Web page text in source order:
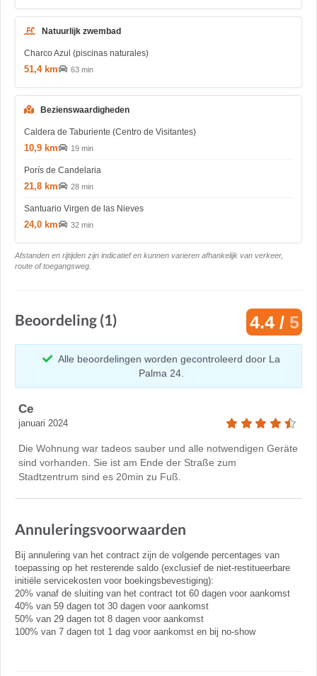
Natuurlijk zwembad
Charco Azul (piscinas naturales)
51,4 km 63 min
Bezienswaardigheden
Caldera de Taburiente (Centro de Visitantes)
10,9 km 19 min
Porís de Candelaria
21,8 km 28 min
Santuario Virgen de las Nieves
24,0 km 32 min
Afstanden en rijtijden zijn indicatief en kunnen varieren afhankelijk van verkeer,
route of toegangsweg.
Beoordeling (1) 4.4 / 5
Alle beoordelingen worden gecontroleerd door La
Palma 24.
Ce
januari 2024
Die Wohnung war tadeos sauber und alle notwendigen Geräte
sind vorhanden. Sie ist am Ende der Straße zum
Stadtzentrum sind es 20min zu Fuß.
Annuleringsvoorwaarden
Bij annulering van het contract zijn de volgende percentages van
toepassing op het resterende saldo (exclusief de niet-restitueerbare
initiële servicekosten voor boekingsbevestiging):
20% vanaf de sluiting van het contract tot 60 dagen voor aankomst
40% van 59 dagen tot 30 dagen voor aankomst
50% van 29 dagen tot 8 dagen voor aankomst
100% van 7 dagen tot 1 dag voor aankomst en bij no-show